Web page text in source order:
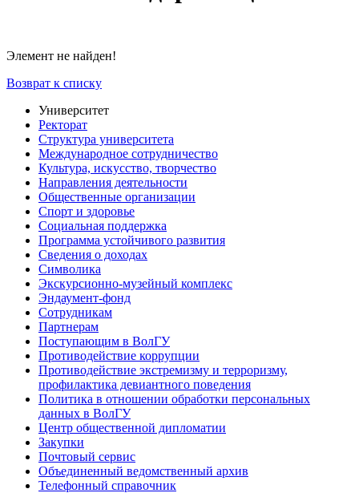
Элемент не найден!
Возврат к списку
Университет
Ректорат
Структура университета
Международное сотрудничество
Культура, искусство, творчество
Направления деятельности
Общественные организации
Спорт и здоровье
Социальная поддержка
Программа устойчивого развития
Сведения о доходах
Символика
Экскурсионно-музейный комплекс
Эндаумент-фонд
Сотрудникам
Партнерам
Поступающим в ВолГУ
Противодействие коррупции
Противодействие экстремизму и терроризму,
профилактика девиантного поведения
Политика в отношении обработки персональных
данных в ВолГУ
Центр общественной дипломатии
Закупки
Почтовый сервис
Объединенный ведомственный архив
Телефонный справочник